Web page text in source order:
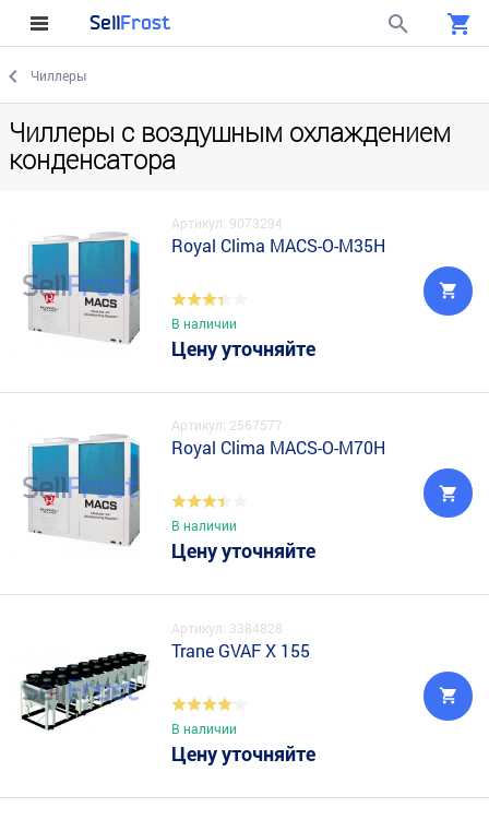
SellFrost
Чиллеры
Чиллеры с воздушным охлаждением
конденсатора
Артикул: 9073294
Royal Clima MACS-O-M35H
В наличии
Цену уточняйте
Артикул: 2567577
Royal Clima MACS-O-M70H
В наличии
Цену уточняйте
Артикул: 3384828
Trane GVAF X 155
В наличии
Цену уточняйте